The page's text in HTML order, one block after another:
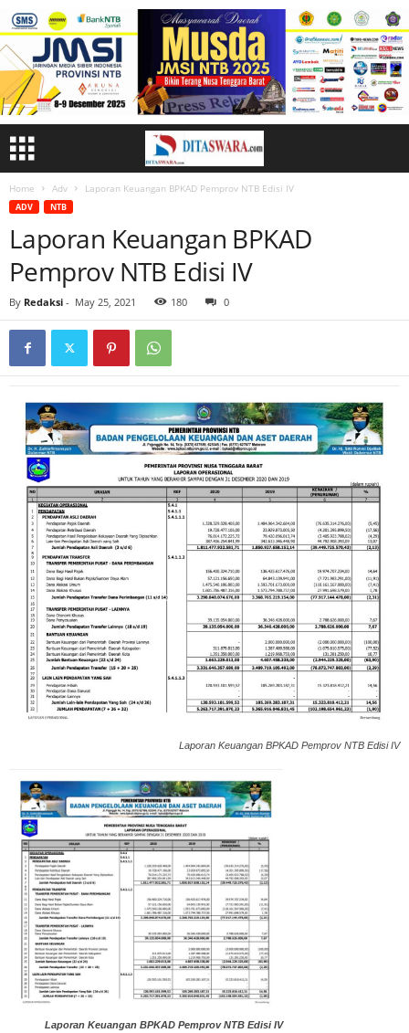
Home Adv Laporan Keuangan BPKAD Pemprov NTB Edisi IV
ADV NTB
Laporan Keuangan BPKAD
Pemprov NTB Edisi IV
By Redaksi - May 25, 2021 180 0
Laporan Keuangan BPKAD Pemprov NTB Edisi IV
Laporan Keuangan BPKAD Pemprov NTB Edisi IV